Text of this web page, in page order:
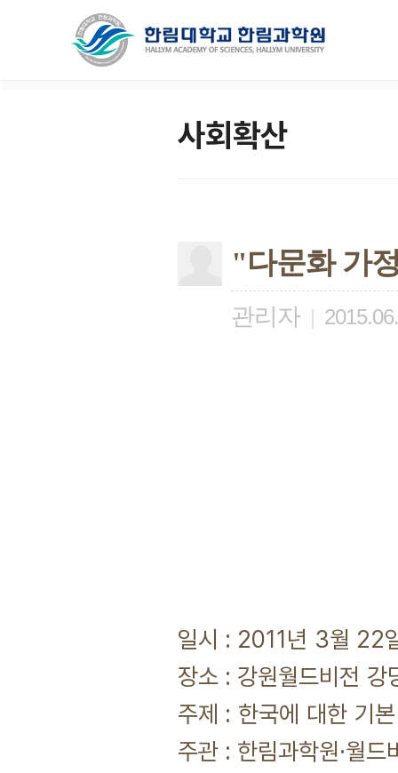
사회확산
"다문화 가
관리자 |
일시 : 2011년 3월 22
장소 : 강원월드비전 강
주제 : 한국에 대한 기
주관 : 한림과학원·월